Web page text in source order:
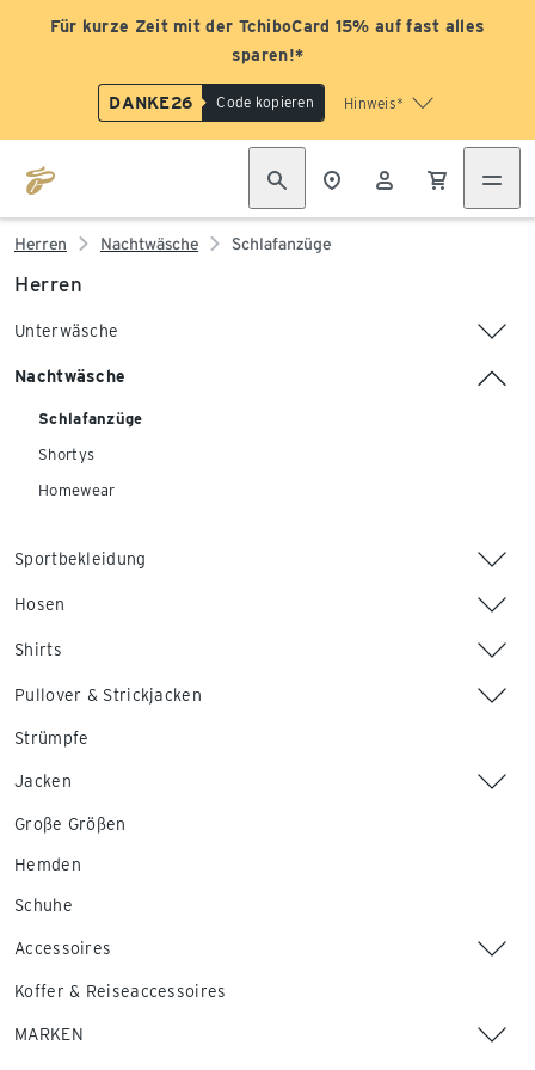
Für kurze Zeit mit der TchiboCard 15% auf fast alles
sparen!*
DANKE26 Code kopieren Hinweis*
Herren Nachtwäsche Schlafanzüge
Herren
Unterwäsche
Nachtwäsche
Schlafanzüge
Shortys
Homewear
Sportbekleidung
Hosen
Shirts
Pullover & Strickjacken
Strümpfe
Jacken
Große Größen
Hemden
Schuhe
Accessoires
Koffer & Reiseaccessoires
MARKEN